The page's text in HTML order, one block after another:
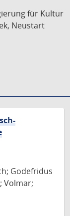
für Kultur
Neustart
Godefridus
Volmar;